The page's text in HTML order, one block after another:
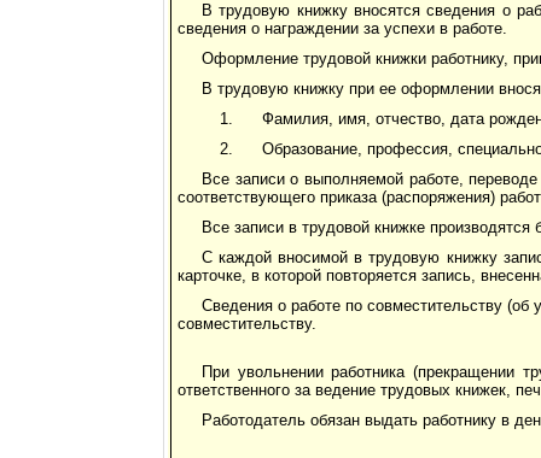
В трудовую книжку вносятся сведения о
сведения о награждении за успехи в работе.
Оформление трудовой книжки работнику,
В трудовую книжку при ее оформлении
Фамилия, имя, отчество, дата
Образование, профессия,
Все записи о выполняемой работе,
соответствующего приказа (распоряжения)
Все записи в трудовой книжке
С каждой вносимой в трудовую книжку
карточке, в которой повторяется запись,
Сведения о работе по совместительству
совместительству.
При увольнении работника (прекращении
ответственного за ведение трудовых книжек,
Работодатель обязан выдать работнику в